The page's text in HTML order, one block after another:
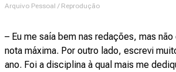
Arquivo Pessoal / Reprodução
– Eu me saía bem nas redações, mas não
nota máxima. Por outro lado, escrevi
ano. Foi a disciplina à qual mais me